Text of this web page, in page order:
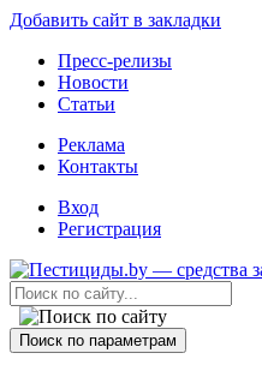
Добавить сайт в закладки
Пресс-релизы
Новости
Статьи
Реклама
Контакты
Вход
Регистрация
Поиск по параметрам